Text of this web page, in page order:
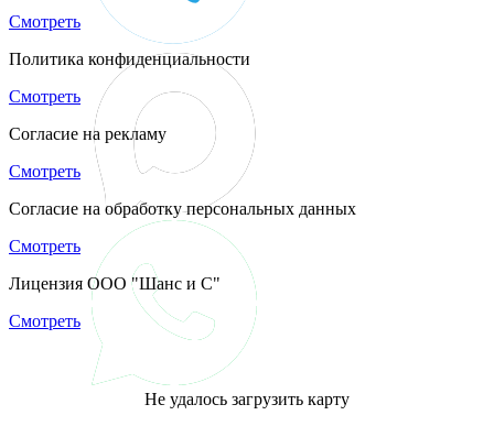
Смотреть
Политика конфиденциальности
Смотреть
Согласие на рекламу
Смотреть
Согласие на обработку персональных данных
Смотреть
Лицензия ООО "Шанс и С"
Смотреть